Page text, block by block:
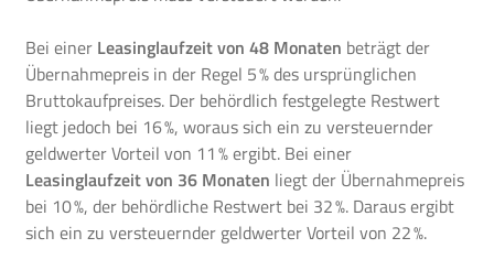
Bei einer Leasinglaufzeit von 48 Monaten beträgt der
Übernahmepreis in der Regel 5 % des ursprünglichen
Bruttokaufpreises. Der behördlich festgelegte Restwert
liegt jedoch bei 16 %, woraus sich ein zu versteuernder
geldwerter Vorteil von 11 % ergibt. Bei einer
Leasinglaufzeit von 36 Monaten liegt der Übernahmepreis
bei 10 %, der behördliche Restwert bei 32 %. Daraus ergibt
sich ein zu versteuernder geldwerter Vorteil von 22 %.